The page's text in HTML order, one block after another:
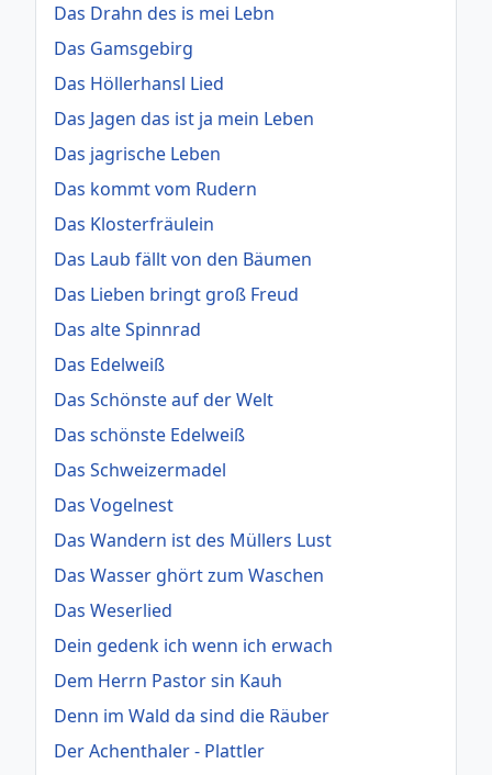
Das Drahn des is mei Lebn
Das Gamsgebirg
Das Höllerhansl Lied
Das Jagen das ist ja mein Leben
Das jagrische Leben
Das kommt vom Rudern
Das Klosterfräulein
Das Laub fällt von den Bäumen
Das Lieben bringt groß Freud
Das alte Spinnrad
Das Edelweiß
Das Schönste auf der Welt
Das schönste Edelweiß
Das Schweizermadel
Das Vogelnest
Das Wandern ist des Müllers Lust
Das Wasser ghört zum Waschen
Das Weserlied
Dein gedenk ich wenn ich erwach
Dem Herrn Pastor sin Kauh
Denn im Wald da sind die Räuber
Der Achenthaler - Plattler